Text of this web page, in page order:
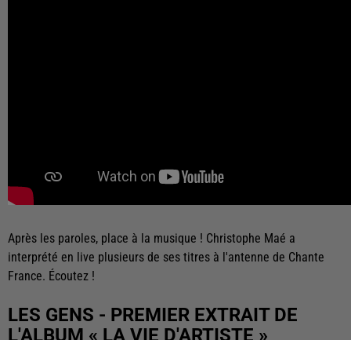
Après les paroles, place à la musique ! Christophe Maé a
interprété en live plusieurs de ses titres à l'antenne de Chante
France. Écoutez !
LES GENS - PREMIER EXTRAIT DE